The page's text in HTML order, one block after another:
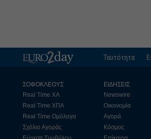
Ταυτότητα
ΣΟΦΟΚΛΕΟΥΣ
Real Time ΧΑ
Real Time ΧΠΑ
Real Time Ομόλογα
Σχόλιο Αγοράς
ΕΙΔΗΣΕΙΣ
Newswire
Οικονομία
Αγορά
Κόσμος